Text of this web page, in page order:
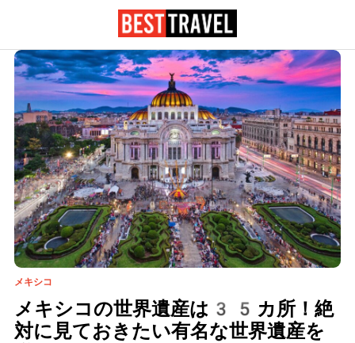
メキシコ
メキシコの世界遺産は35カ所！絶
対に見ておきたい有名な世界遺産を